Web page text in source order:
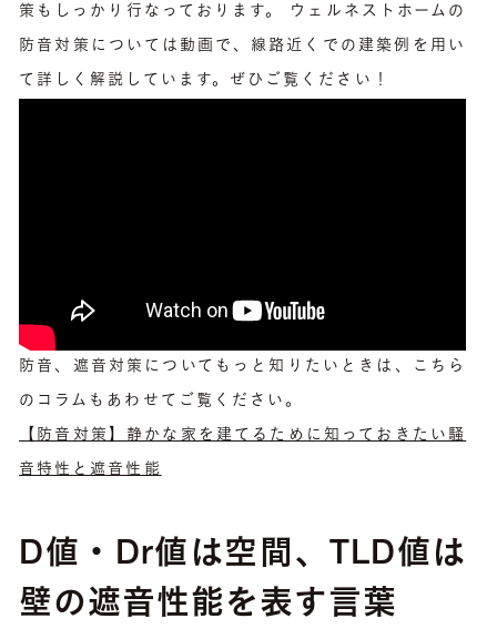
策もしっかり行なっております。 ウェルネストホームの
防音対策については動画で、線路近くでの建築例を用い
て詳しく解説しています。ぜひご覧ください！
防音、遮音対策についてもっと知りたいときは、こちら
のコラムもあわせてご覧ください。
【防音対策】静かな家を建てるために知っておきたい騒
音特性と遮音性能
D値・Dr値は空間、TLD値は
壁の遮音性能を表す言葉